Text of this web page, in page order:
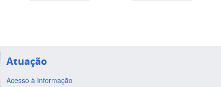
Atuação
Acesso à Informação